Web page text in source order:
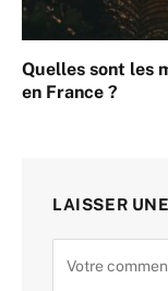
Quelles sont les
en France ?
LAISSER